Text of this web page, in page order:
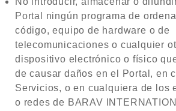
Portal ningún programa de
código, equipo de hardware o de
telecomunicaciones o cualquier
dispositivo electrónico o físico
de causar daños en el Portal, en
Servicios, o en cualquiera de los
o redes de BARAV